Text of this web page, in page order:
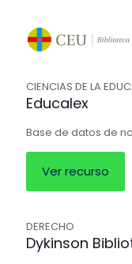
CIENCIAS DE LA
Educalex
Base de datos de
Ver recurso
DERECHO
Dykinson